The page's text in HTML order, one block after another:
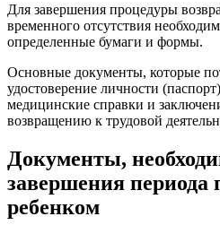
Для завершения процедуры
временного отсутствия
определенные бумаги и формы.
Основные документы, которые
удостоверение личности
медицинские справки и
возвращению к трудовой
Документы,
завершения периода
ребенком